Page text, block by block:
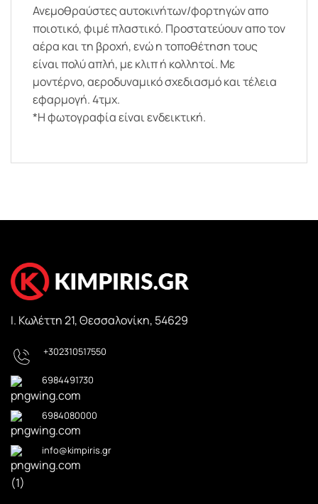
Ανεμοθραύστες αυτοκινήτων/φορτηγών απο
ποιοτικό, φιμέ πλαστικό. Προστατεύουν απο τον
αέρα και τη βροχή, ενώ η τοποθέτηση τους
είναι πολύ απλή, με κλιπ ή κολλητοί. Με
μοντέρνο, αεροδυναμικό σχεδιασμό και τέλεια
εφαρμογή. 4τμχ.
*Η φωτογραφία είναι ενδεικτική.
Ι. Κωλέττη 21, Θεσσαλονίκη, 54629
+302310517550
6984491730
6984080000
info@kimpiris.gr